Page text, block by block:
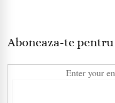
Aboneaza-te
Enter your